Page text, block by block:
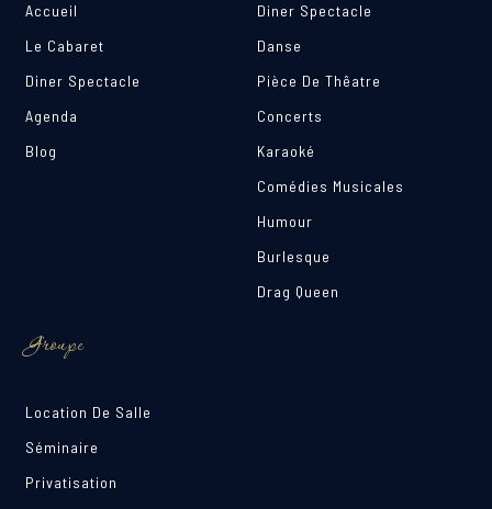
Accueil
Le Cabaret
Diner Spectacle
Agenda
Blog
Diner Spectacle
Danse
Pièce De Thêatre
Concerts
Karaoké
Comédies Musicales
Humour
Burlesque
Drag Queen
Groupe
Location De Salle
Séminaire
Privatisation